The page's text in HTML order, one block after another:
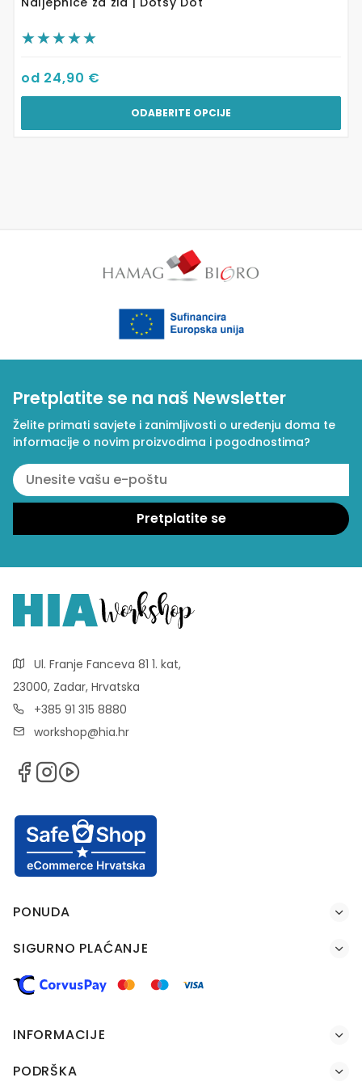
od 24,90 €
ODABERITE OPCIJE
Pretplatite se na naš Newsletter
Želite primati savjete i zanimljivosti o uređenju doma te
informacije o novim proizvodima i pogodnostima?
Ul. Franje Fanceva 81 1. kat,
23000, Zadar, Hrvatska
+385 91 315 8880
workshop@hia.hr
PONUDA
SIGURNO PLAĆANJE
INFORMACIJE
PODRŠKA